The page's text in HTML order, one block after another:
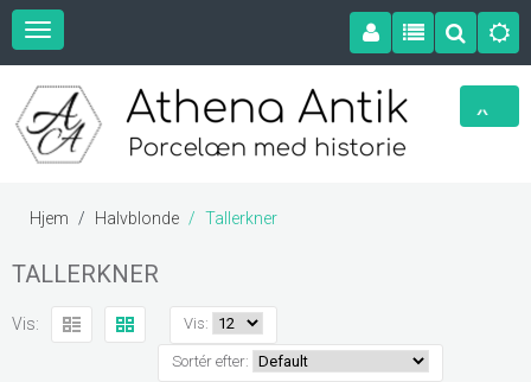
Hjem Halvblonde Tallerkner
TALLERKNER
Vis: Vis:
Sortér efter: